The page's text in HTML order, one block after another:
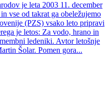
je leta 2003 11. december
vse od takrat ga obeležujemo
(PZS) vsako leto pripravi
je letos: Za vodo, hrano in
ledeniki. Avtor letošnje
Šolar. Pomen gora...